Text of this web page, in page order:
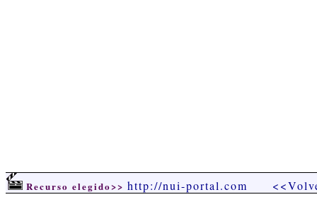
Recurso elegido>> http://nui-portal.com